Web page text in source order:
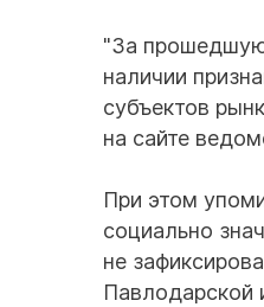
"За прошедшую
наличии
субъектов
на сайте
При этом
социально
не
Павлодарской